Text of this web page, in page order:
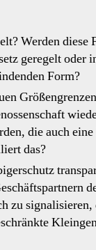
Werden diese
geregelt oder
Form?
die auch
das?
zu signalisieren,